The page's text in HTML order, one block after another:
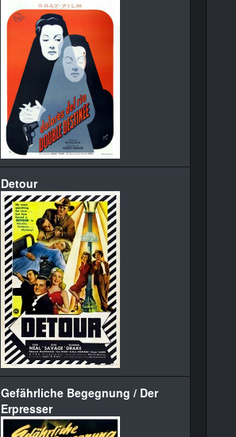
Detour
Gefährliche Begegnung / Der
Erpresser